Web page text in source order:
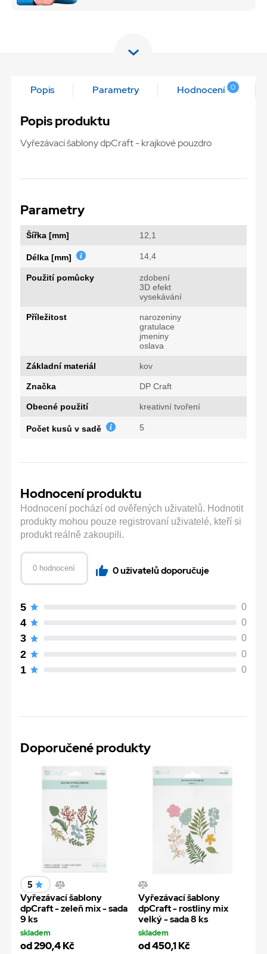
Popis Parametry Hodnocení 0
Popis produktu
Vyřezávací šablony dpCraft - krajkové pouzdro
Parametry
Šířka [mm] 12,1
Délka [mm] 14,4
Použití pomůcky
zdobení
3D efekt
vysekávání
Příležitost
narozeniny
gratulace
jmeniny
oslava
Základní materiál kov
Značka DP Craft
Obecné použití kreativní tvoření
Počet kusů v sadě 5
Hodnocení produktu
Hodnocení pochází od ověřených uživatelů. Hodnotit
produkty mohou pouze registrovaní uživatelé, kteří si
produkt reálně zakoupili.
0 hodnocení 0 uživatelů doporučuje
5 0
4 0
3 0
2 0
1 0
Doporučené produkty
5
Vyřezávací šablony
dpCraft - zeleň mix - sada
9 ks
skladem
od 290,4 Kč
Vyřezávací šablony
dpCraft - rostliny mix
velký - sada 8 ks
skladem
od 450,1 Kč